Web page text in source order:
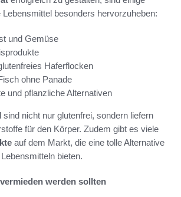
Lebensmittel besonders hervorzuheben:
und Gemüse
Haferflocken
ohne Panade
und pflanzliche Alternativen
sind nicht nur glutenfrei, sondern liefern
für den Körper. Zudem gibt es viele
auf dem Markt, die eine tolle Alternative
bieten.
werden sollten